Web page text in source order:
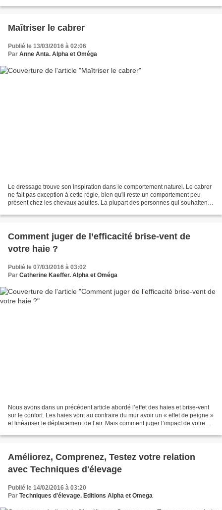
Maîtriser le cabrer
Publié le 13/03/2016 à 02:06
Par Anne Anta. Alpha et Oméga
Le dressage trouve son inspiration dans le comportement naturel. Le cabrer
ne fait pas exception à cette règle, bien qu'il reste un comportement peu
présent chez les chevaux adultes. La plupart des personnes qui souhaitent
Comment juger de l’efficacité brise-vent de
votre haie ?
Publié le 07/03/2016 à 03:02
Par Catherine Kaeffer. Alpha et Oméga
Nous avons dans un précédent article abordé l’effet des haies et brise-vent
sur le confort. Les haies vont au contraire du mur avoir un « effet de peigne »
et linéariser le déplacement de l’air. Mais comment juger l’impact de votre
Améliorez, Comprenez, Testez votre relation
avec Techniques d'élevage
Publié le 14/02/2016 à 03:20
Par Techniques d'élevage. Editions Alpha et Omega